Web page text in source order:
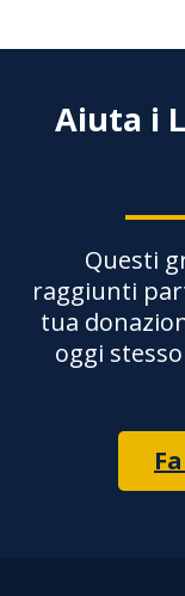
Aiuta i
Questi
raggiunti
tua
oggi